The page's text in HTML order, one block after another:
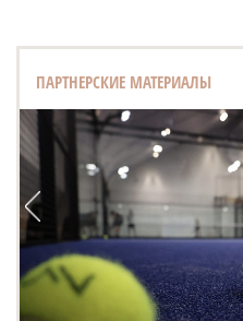
ПАРТНЕРСКИЕ МАТЕРИАЛЫ